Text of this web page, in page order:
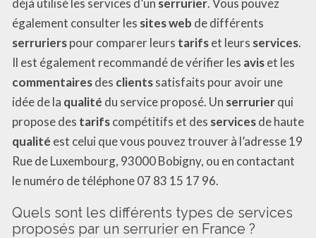
également consulter les sites web de différents
serrurierspour comparer leurs tarifset leurs services.
Il est également recommandé de vérifier les aviset les
commentairesdes clientssatisfaits pour avoir une
idée de la qualité du service proposé. Un serrurierqui
propose des tarifscompétitifs et des servicesde haute
qualité est celui que vous pouvez trouver à l’adresse 19
Rue de Luxembourg, 93000 Bobigny, ou en contactant
le numéro de téléphone 07 83 15 17 96.
Quels sont les différents types de services
proposés par un serrurier en France ?